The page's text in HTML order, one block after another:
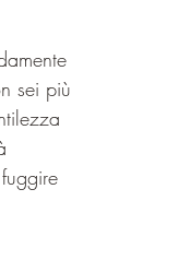
sei più